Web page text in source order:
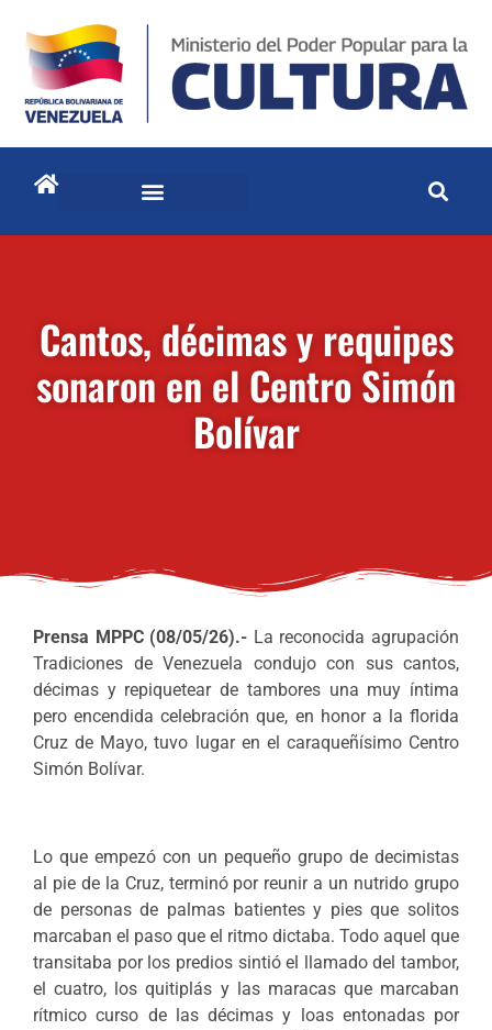
Cantos, décimas y requipes
sonaron en el Centro Simón
Bolívar
Prensa MPPC (08/05/26).- La reconocida agrupación
Tradiciones de Venezuela condujo con sus cantos,
décimas y repiquetear de tambores una muy íntima
pero encendida celebración que, en honor a la florida
Cruz de Mayo, tuvo lugar en el caraqueñísimo Centro
Simón Bolívar.
Lo que empezó con un pequeño grupo de decimistas
al pie de la Cruz, terminó por reunir a un nutrido grupo
de personas de palmas batientes y pies que solitos
marcaban el paso que el ritmo dictaba. Todo aquel que
transitaba por los predios sintió el llamado del tambor,
el cuatro, los quitiplás y las maracas que marcaban
rítmico curso de las décimas y loas entonadas por